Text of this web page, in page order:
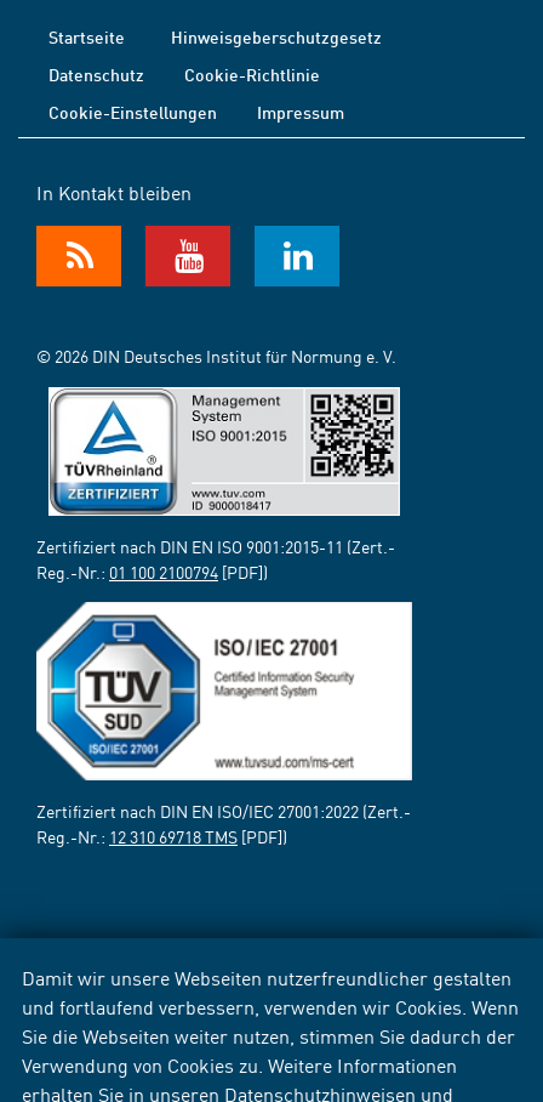
Damit wir unsere Webseiten nutzerfreundlicher gestalten
und fortlaufend verbessern, verwenden wir Cookies. Wenn
Sie die Webseiten weiter nutzen, stimmen Sie dadurch der
Verwendung von Cookies zu. Weitere Informationen
erhalten Sie in unseren Datenschutzhinweisen und
Startseite
Hinweisgeberschutzgesetz
Datenschutz
Cookie-Richtlinie
Cookie-Einstellungen
Impressum
In Kontakt bleiben
© 2026 DIN Deutsches Institut für Normung e. V.
Zertifiziert nach DIN EN ISO 9001:2015-11 (Zert.-
Reg.-Nr.: 01 100 2100794 [PDF])
Zertifiziert nach DIN EN ISO/IEC 27001:2022 (Zert.-
Reg.-Nr.: 12 310 69718 TMS [PDF])